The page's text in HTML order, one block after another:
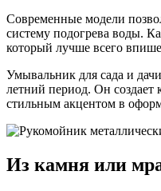
Современные модели
систему подогрева воды.
который лучше всего
Умывальник для сада и
летний период. Он создает
стильным акцентом в
Из камня или